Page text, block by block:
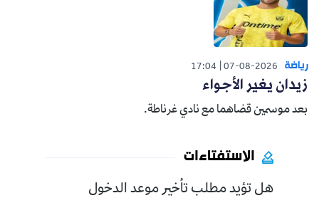
رياضة 07-08-2026
17:04
زيدان يغير الأجواء
بعد موسمين قضاهما مع نادي غرناطة.
الاستفتاءات
هل تؤيد مطلب تأخير موعد الدخول